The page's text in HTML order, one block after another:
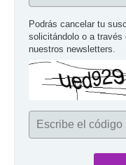
Podrás cancelar tu
solicitándolo o a
nuestros newsletters.
Escribe el código